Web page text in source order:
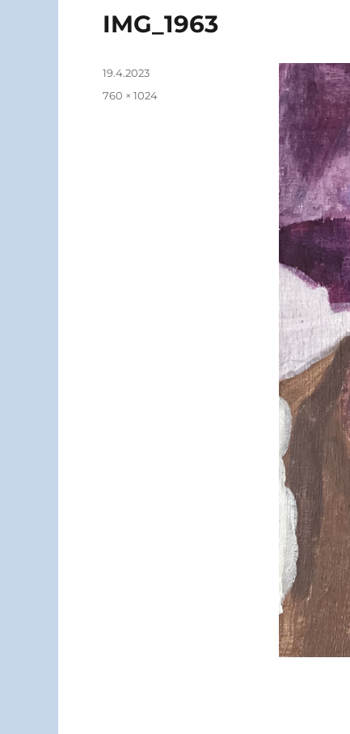
IMG_1963
Julkaistu
19.4.2023
Täysikokoinen
760 × 1024